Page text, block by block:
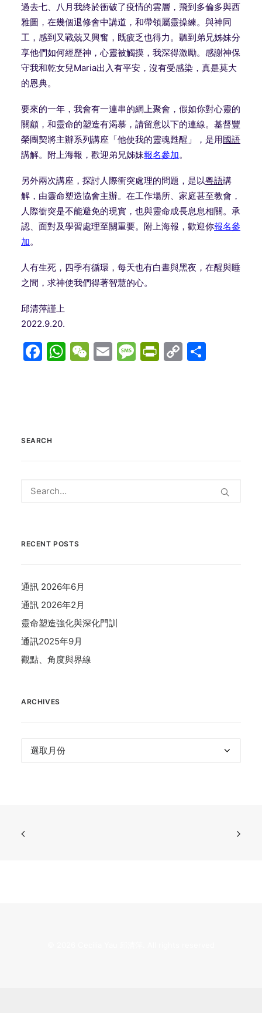
過去七、八月我終於衝破了疫情的雲層，飛到多倫多與西
雅圖， 在幾個退修會中講道，和帶領屬靈操練。與神同
工， 感到又戰兢又興奮，既疲乏也得力。 聽到弟兄姊妹分
享他們如何經歷神，心靈被觸摸，我深得激勵。 感謝神保
守我和乾女兒Maria出入有平安，沒有受感染， 真是莫大
的恩典。
要來的一年，我會有一連串的網上聚會，假如你對心靈的
關顧， 和靈命的塑造有渴慕，請留意以下的連線。 基督豐
榮團契將主辦系列講座「他使我的靈魂甦醒」，是用國語
講解。附上海報，歡迎弟兄姊妹報名參加。
另外兩次講座，探討人際衝突處理的問題，是以粵語講
解， 由靈命塑造協會主辦。在工作場所、家庭甚至教會，
人際衝突是不能避免的現實，也與靈命成長息息相關。承
認、 面對及學習處理至關重要。附上海報，歡迎你報名參
加。
人有生死，四季有循環，每天也有白晝與黑夜，在醒與睡
之間， 求神使我們得著智慧的心。
邱清萍謹上
2022.9.20.
Facebook
WhatsApp
WeChat
EmailMessage
Copy
SEARCH
RECENT POSTS
通訊 2026年6月
通訊 2026年2月
靈命塑造強化與深化門訓
通訊2025年9月
觀點、角度與界線
ARCHIVES
Archives